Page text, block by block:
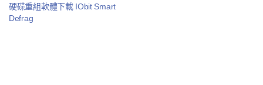
硬碟重組軟體下載 IObit Smart
Defrag